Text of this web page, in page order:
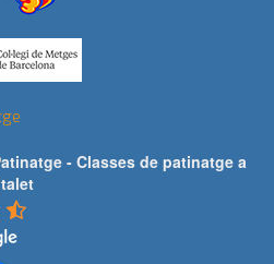
- Classes de patinatge a